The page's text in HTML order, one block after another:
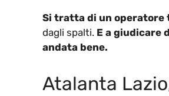
Si tratta di un operatore
dagli spalti. E a giudicare
andata bene.
Atalanta